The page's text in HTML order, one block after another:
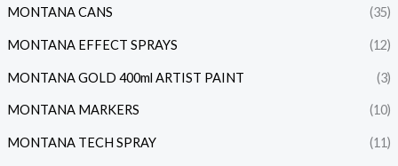
MONTANA CANS (35)
MONTANA EFFECT SPRAYS (12)
MONTANA GOLD 400ml ARTIST PAINT (3)
MONTANA MARKERS (10)
MONTANA TECH SPRAY (11)